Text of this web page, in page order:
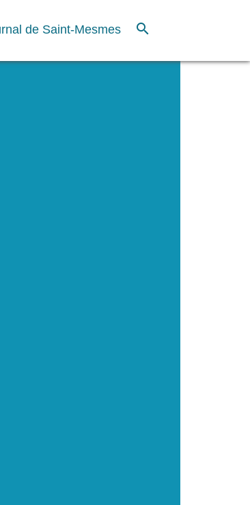
de Saint-Mesmes search